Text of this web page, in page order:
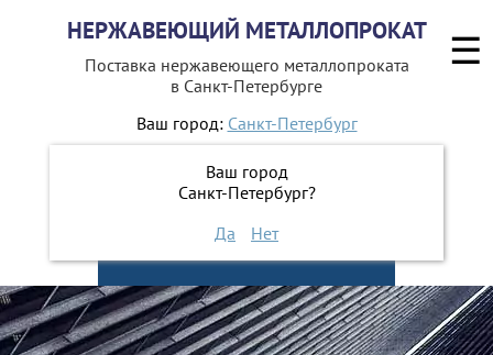
НЕРЖАВЕЮЩИЙ МЕТАЛЛОПРОКАТ
Поставка нержавеющего металлопроката
в Санкт-Петербурге
Ваш город: Санкт-Петербург
Ваш город
Санкт-Петербург?
Да
Нет
+7 (812)642-41-48
+7 (812)642-41-49
☰